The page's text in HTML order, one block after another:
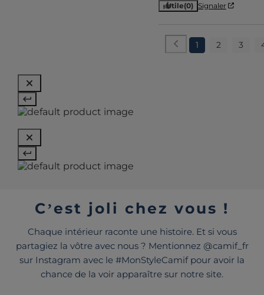
Utile(0) Signaler
1 2 3
C’est joli chez vous !
Chaque intérieur raconte une histoire. Et si vous
partagiez la vôtre avec nous ? Mentionnez @camif_fr
sur Instagram avec le #MonStyleCamif pour avoir la
chance de la voir apparaître sur notre site.